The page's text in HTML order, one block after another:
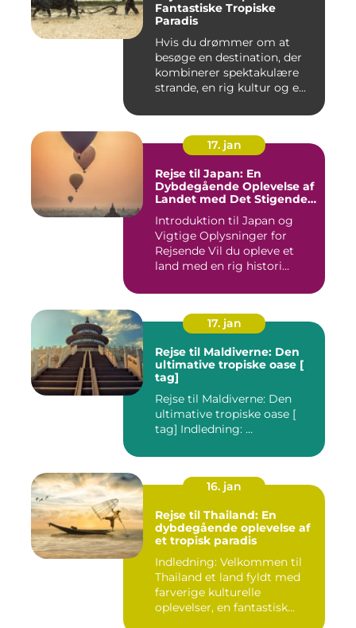
Fantastiske Tropiske
Paradis
Hvis du drømmer om at
besøge en destination, der
kombinerer spektakulære
strande, en rig kultur og e...
17. jan
Rejse til Japan: En
Dybdegående Oplevelse af
Landet med Det Stigende
Introduktion til Japan og
Vigtige Oplysninger for
Rejsende Vil du opleve et
land med en rig histori...
17. jan
Rejse til Maldiverne: Den
ultimative tropiske oase [
tag]
Rejse til Maldiverne: Den
ultimative tropiske oase [
tag] Indledning: ...
16. jan
Rejse til Thailand: En
dybdegående oplevelse af
et tropisk paradis
Indledning: Velkommen til
Thailand et land fyldt med
farverige kulturelle
oplevelser, en fantastisk...